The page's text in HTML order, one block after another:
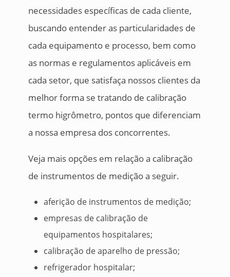
necessidades específicas de cada cliente,
buscando entender as particularidades de
cada equipamento e processo, bem como
as normas e regulamentos aplicáveis em
cada setor, que satisfaça nossos clientes da
melhor forma se tratando de calibração
termo higrômetro, pontos que diferenciam
a nossa empresa dos concorrentes.
Veja mais opções em relação a calibração
de instrumentos de medição a seguir.
aferição de instrumentos de medição;
empresas de calibração de
equipamentos hospitalares;
calibração de aparelho de pressão;
refrigerador hospitalar;